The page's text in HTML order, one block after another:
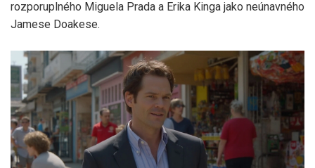
rozporuplného Miguela Prada a Erika Kinga jako neúnavného
Jamese Doakese.